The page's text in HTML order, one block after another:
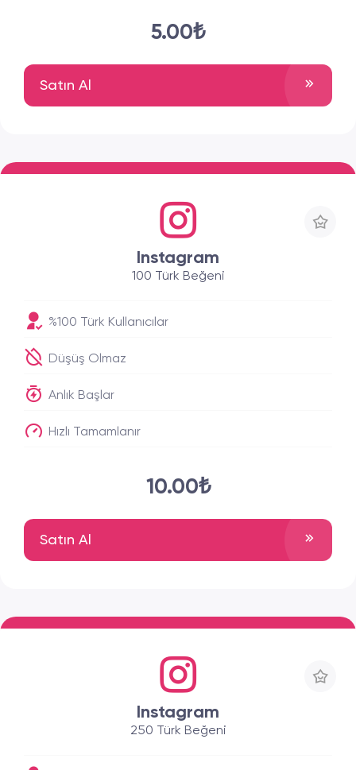
5.00₺
Satın Al
Instagram
100 Türk Beğeni
%100 Türk Kullanıcılar
Düşüş Olmaz
Anlık Başlar
Hızlı Tamamlanır
10.00₺
Satın Al
Instagram
250 Türk Beğeni